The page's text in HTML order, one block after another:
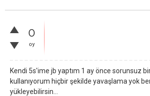
0
oy
Kendi 5s'ime jb yaptım 1 ay önce sorunsuz
kullanıyorum hiçbir şekilde yavaşlama yok
yükleyebilirsin...